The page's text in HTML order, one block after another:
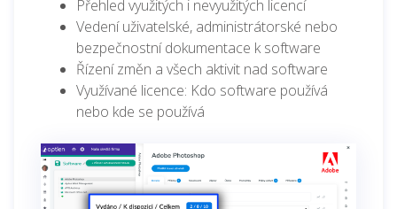
Přehled využitých i nevyužitých licencí
Vedení uživatelské, administrátorské nebo
bezpečnostní dokumentace k software
Řízení změn a všech aktivit nad software
Využívané licence: Kdo software používá
nebo kde se používá